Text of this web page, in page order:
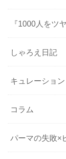
『1000人をツ
しゃろえ日記
キュレーション
コラム
パーマの失敗×